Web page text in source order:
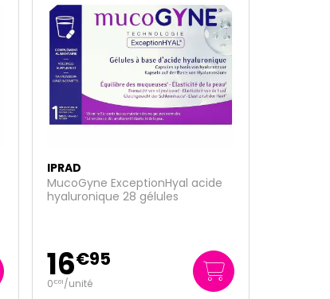
IPRAD
Rap Phyto gel Tonic jambes
légères 2x150ml
14€45
96 €33/litre